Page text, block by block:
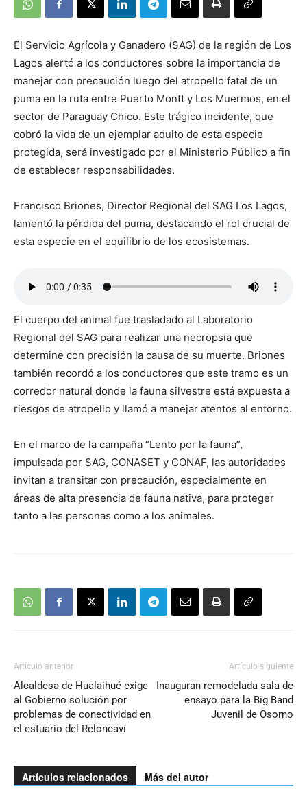
El Servicio Agrícola y Ganadero (SAG) de la región de Los
Lagos alertó a los conductores sobre la importancia de
manejar con precaución luego del atropello fatal de un
puma en la ruta entre Puerto Montt y Los Muermos, en el
sector de Paraguay Chico. Este trágico incidente, que
cobró la vida de un ejemplar adulto de esta especie
protegida, será investigado por el Ministerio Público a fin
de establecer responsabilidades.
Francisco Briones, Director Regional del SAG Los Lagos,
lamentó la pérdida del puma, destacando el rol crucial de
esta especie en el equilibrio de los ecosistemas.
El cuerpo del animal fue trasladado al Laboratorio
Regional del SAG para realizar una necropsia que
determine con precisión la causa de su muerte. Briones
también recordó a los conductores que este tramo es un
corredor natural donde la fauna silvestre está expuesta a
riesgos de atropello y llamó a manejar atentos al entorno.
En el marco de la campaña “Lento por la fauna”,
impulsada por SAG, CONASET y CONAF, las autoridades
invitan a transitar con precaución, especialmente en
áreas de alta presencia de fauna nativa, para proteger
tanto a las personas como a los animales.
Artículo anterior
Alcaldesa de Hualaihué exige
al Gobierno solución por
problemas de conectividad en
el estuario del Reloncaví
Artículo siguiente
Inauguran remodelada sala de
ensayo para la Big Band
Juvenil de Osorno
Artículos relacionados Más del autor